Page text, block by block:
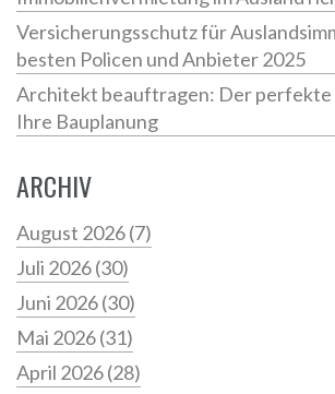
Versicherungsschutz für
besten Policen und Anbieter 2025
Architekt beauftragen: Der
Ihre Bauplanung
ARCHIV
August 2026(7)
Juli 2026(30)
Juni 2026(30)
Mai 2026(31)
April 2026(28)